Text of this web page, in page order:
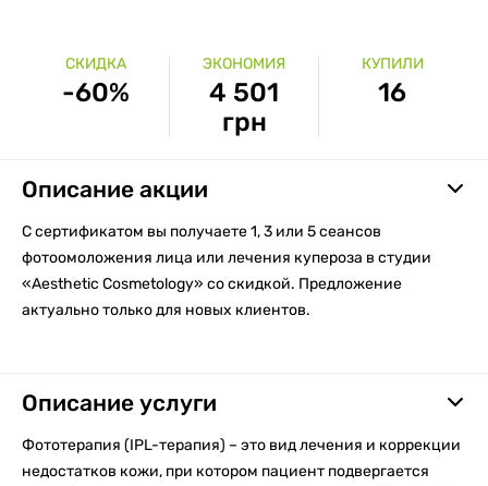
СКИДКА
-60%
ЭКОНОМИЯ
4 501
грн
КУПИЛИ
16
Описание акции
С сертификатом вы получаете 1, 3 или 5 сеансов
фотоомоложения лица или лечения купероза в студии
«Aesthetic Cosmetology» со скидкой. Предложение
актуально только для новых клиентов.
Описание услуги
Фототерапия (IPL-терапия) – это вид лечения и коррекции
недостатков кожи, при котором пациент подвергается